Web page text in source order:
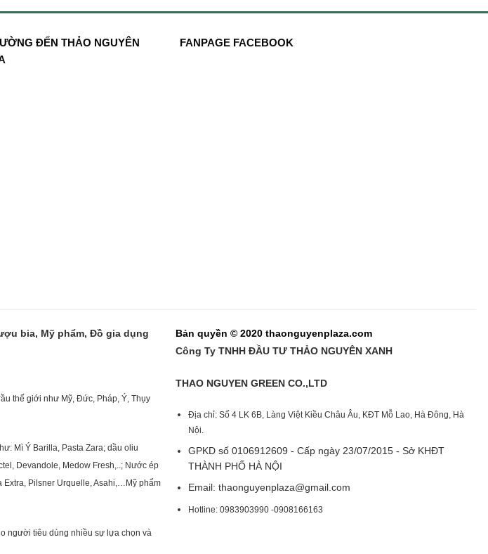
ĐẾN THẢO NGUYÊN
FANPAGE FACEBOOK
bia, Mỹ phẩm, Đồ gia dụng
thế giới như Mỹ, Đức, Pháp, Ý, Thụy
Mì Ý Barilla, Pasta Zara; dầu oliu
Devandole, Medow Fresh,..; Nước ép
Pilsner Urquelle, Asahi,…Mỹ phẩm
người tiêu dùng nhiều sự lựa chọn và
Bản quyền © 2020 thaonguyenplaza.com
Công Ty TNHH ĐẦU TƯ THẢO NGUYÊN XANH
THAO NGUYEN GREEN CO.,LTD
Địa chỉ: Số 4 LK 6B, Làng Việt Kiều Châu Âu, KĐT Mỗ Lao, Hà Đông, Hà
Nội.
GPKD số 0106912609 - Cấp ngày 23/07/2015 - Sở KHĐT
THÀNH PHỐ HÀ NỘI
Email:thaonguyenplaza@gmail.com
Hotline: 0983903990 -0908166163